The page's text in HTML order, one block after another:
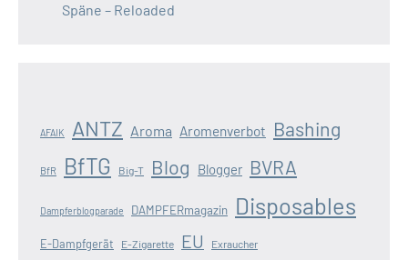
Späne – Reloaded
AFAIK ANTZ Aroma Aromenverbot Bashing
BfR BfTG Big-T Blog Blogger BVRA
Dampferblogparade DAMPFERmagazin Disposables
E-Dampfgerät E-Zigarette EU Exraucher